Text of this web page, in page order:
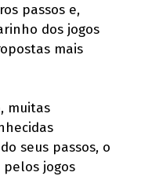
passos e,
dos jogos
mais
muitas
seus passos, o
pelos jogos